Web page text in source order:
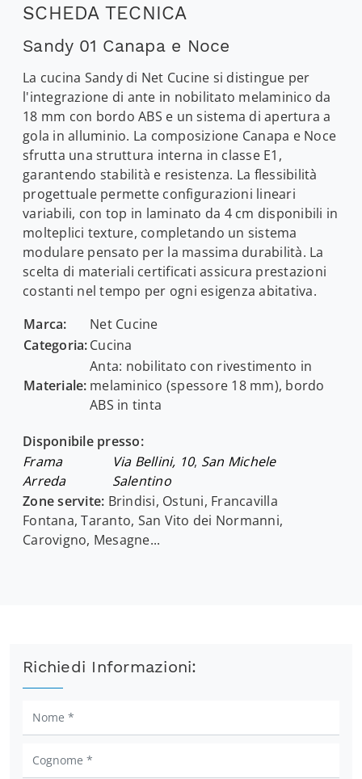
SCHEDA TECNICA
Sandy 01 Canapa e Noce
La cucina Sandy di Net Cucine si distingue per
l'integrazione di ante in nobilitato melaminico da
18 mm con bordo ABS e un sistema di apertura a
gola in alluminio. La composizione Canapa e Noce
sfrutta una struttura interna in classe E1,
garantendo stabilità e resistenza. La flessibilità
progettuale permette configurazioni lineari
variabili, con top in laminato da 4 cm disponibili in
molteplici texture, completando un sistema
modulare pensato per la massima durabilità. La
scelta di materiali certificati assicura prestazioni
costanti nel tempo per ogni esigenza abitativa.
Marca:
Net Cucine
Categoria:Cucina
Materiale:
Anta: nobilitato con rivestimento in
melaminico (spessore 18 mm), bordo
ABS in tinta
Disponibile presso:
Frama
Arreda
Via Bellini, 10, San Michele
Salentino
Zone servite: Brindisi, Ostuni, Francavilla
Fontana, Taranto, San Vito dei Normanni,
Carovigno, Mesagne...
Richiedi Informazioni: